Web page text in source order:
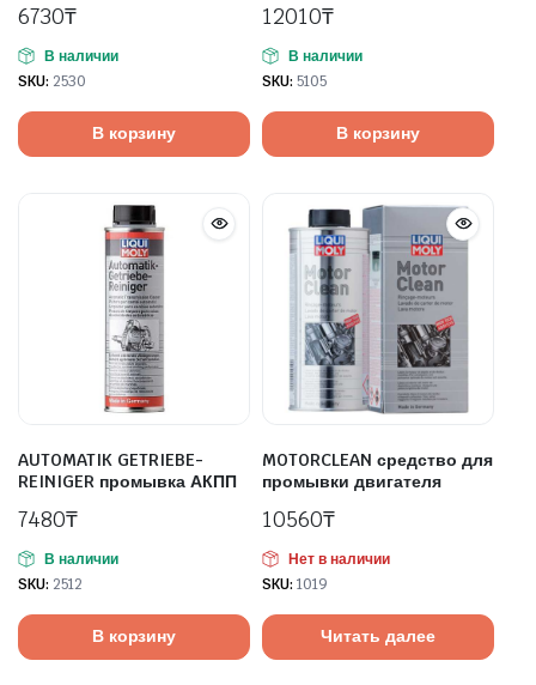
6730₸
В наличии
SKU: 2530
В корзину
12010₸
В наличии
SKU: 5105
В корзину
AUTOMATIK GETRIEBE-
REINIGER промывка АКПП
7480₸
В наличии
SKU: 2512
В корзину
MOTORCLEAN средство для
промывки двигателя
10560₸
Нет в наличии
SKU: 1019
Читать далее